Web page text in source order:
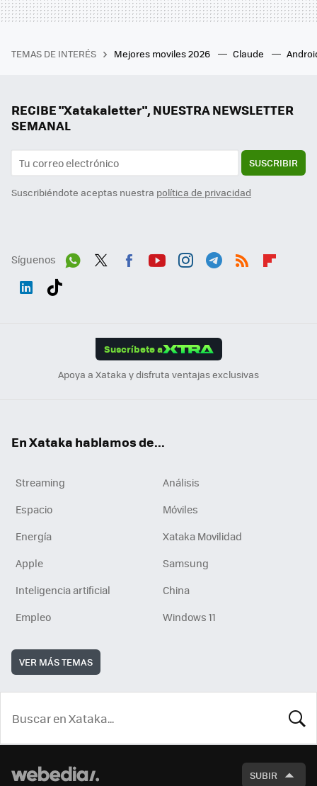
TEMAS DE INTERÉS Mejores moviles 2026 Claude
RECIBE "Xatakaletter", NUESTRA NEWSLETTER
SEMANAL
SUSCRIBIR
Suscribiéndote aceptas nuestra política de privacidad
Síguenos
Suscríbete a
Apoya a Xataka y disfruta ventajas exclusivas
En Xataka hablamos de...
Streaming
Análisis
Espacio
Móviles
Energía
Xataka Movilidad
Apple
Samsung
Inteligencia artificial
China
Empleo
Windows 11
VER MÁS TEMAS
SUBIR